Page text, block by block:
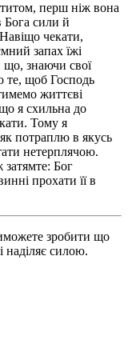
перш ніж вона
Бога сили й
чекати,
запах їжі
що, знаючи свої
те, щоб Господь
життєві
я схильна до
Тому я
потраплю в якусь
нетерплячою.
Бог
прохати її в
зробити що
наділяє силою.